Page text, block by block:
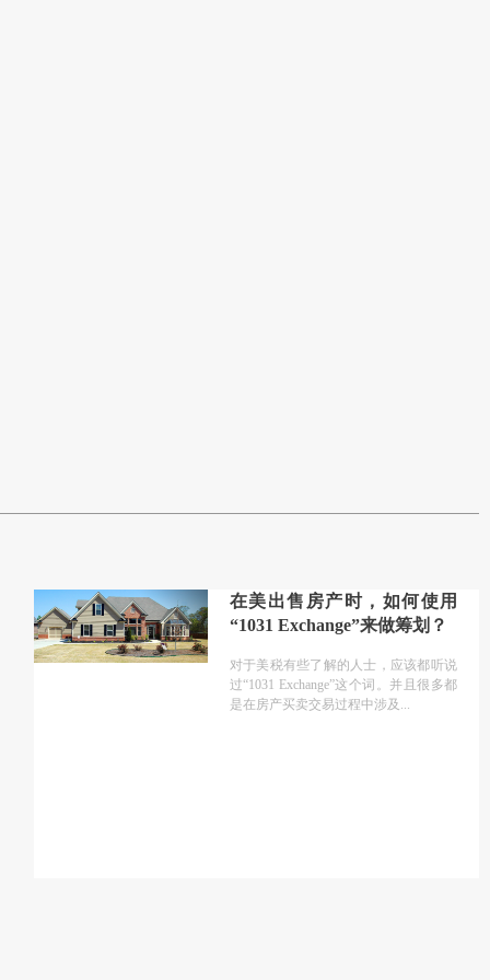
在美出售房产时，如何使用
“1031 Exchange”来做筹划？
对于美税有些了解的人士，应该都听说
过“1031 Exchange”这个词。并且很多都
是在房产买卖交易过程中涉及